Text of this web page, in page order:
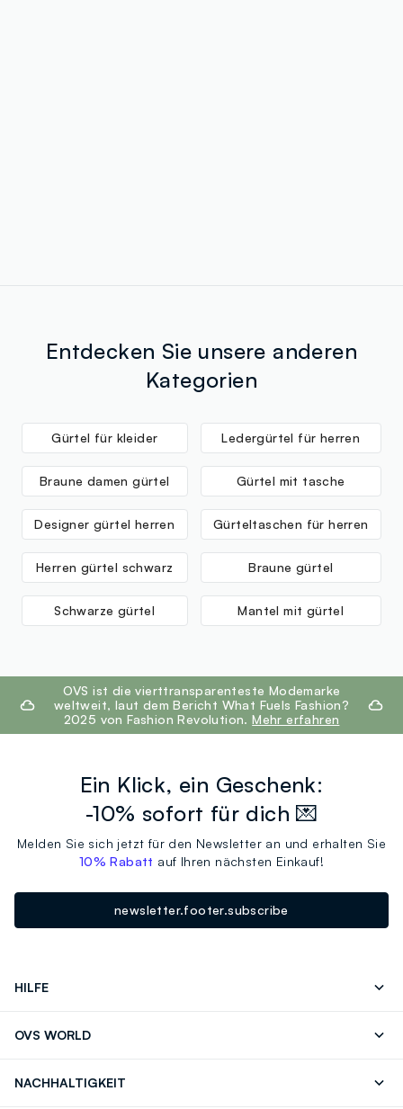
Entdecken Sie unsere anderen
Kategorien
Gürtel für kleider Ledergürtel für herren
Braune damen gürtel Gürtel mit tasche
Designer gürtel herren Gürteltaschen für herren
Herren gürtel schwarz Braune gürtel
Schwarze gürtel Mantel mit gürtel
footer.ariatitleOVS ist die vierttransparenteste Modemarke
weltweit, laut dem Bericht What Fuels Fashion?
2025 von Fashion Revolution.Mehr erfahren
Ein Klick, ein Geschenk:
-10% sofort für dich 💌
Melden Sie sich jetzt für den Newsletter an und erhalten Sie
10% Rabatt auf Ihren nächsten Einkauf!
newsletter.footer.subscribe
HILFE
Bestellung/Rücksendung
OVS WORLD
NACHHALTIGKEIT